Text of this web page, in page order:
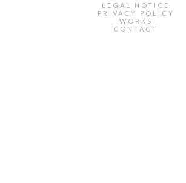
LEGAL NOTICE
PRIVACY POLICY
WORKS
CONTACT